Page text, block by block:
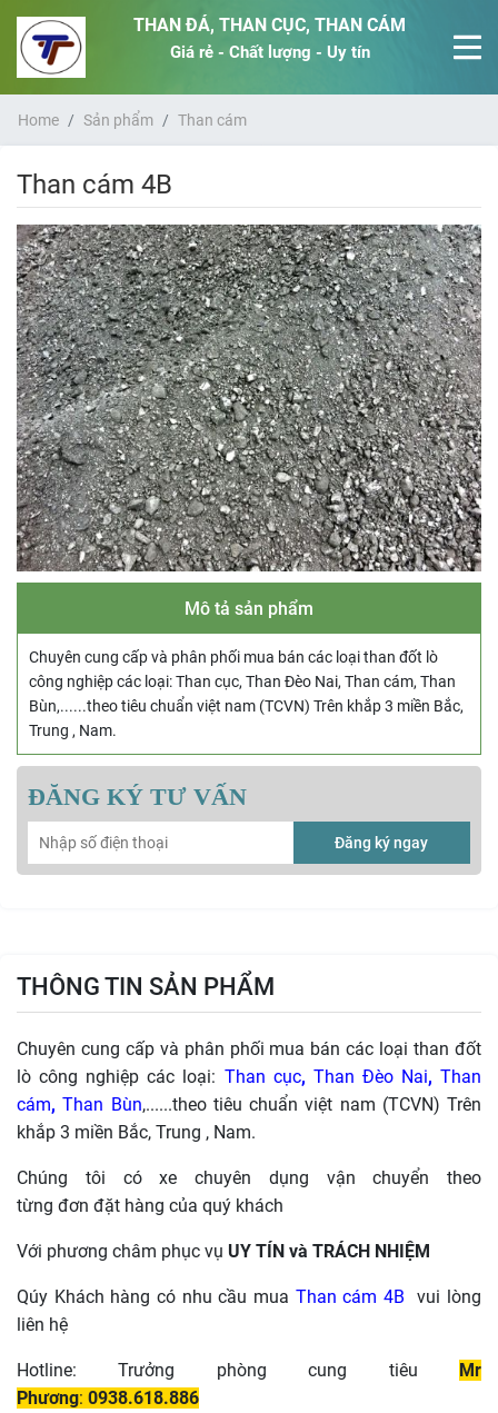
THAN ĐÁ, THAN CỤC, THAN CÁM
Giá rẻ - Chất lượng - Uy tín
Home Sản phẩm Than cám
Than cám 4B
Mô tả sản phẩm
Chuyên cung cấp và phân phối mua bán các loại than đốt lò
công nghiệp các loại: Than cục, Than Đèo Nai, Than cám, Than
Bùn,......theo tiêu chuẩn việt nam (TCVN) Trên khắp 3 miền Bắc,
Trung , Nam.
ĐĂNG KÝ TƯ VẤN
Đăng ký ngay
THÔNG TIN SẢN PHẨM
Chuyên cung cấp và phân phối mua bán các loại than đốt
lò công nghiệp các loại: Than cục, Than Đèo Nai,Than
cám, Than Bùn,......theo tiêu chuẩn việt nam (TCVN) Trên
khắp 3 miền Bắc, Trung , Nam.
Chúng tôi có xe chuyên dụng vận chuyển theo
từng đơn đặt hàng của quý khách
Với phương châm phục vụ UY TÍN và TRÁCH NHIỆM
Qúy Khách hàng có nhu cầu mua Than cám 4B
vui lòng
liên hệ
Hotline: Trưởng phòng cung tiêu Mr
Phương: 0938.618.886